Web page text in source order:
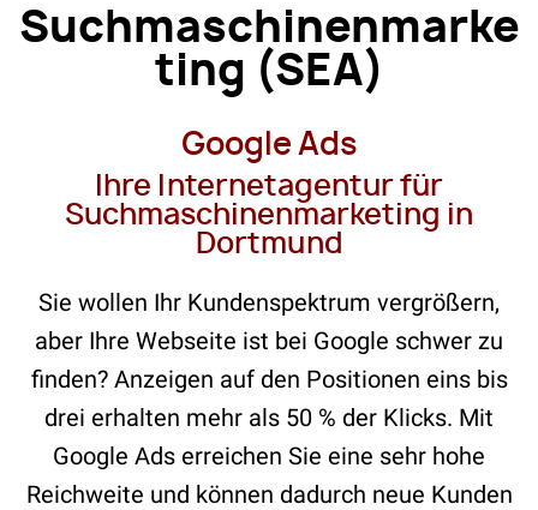
Suchmaschinenmarke
ting (SEA)
Google Ads
Ihre Internetagentur für
Suchmaschinenmarketing in
Dortmund
Sie wollen Ihr Kundenspektrum vergrößern,
aber Ihre Webseite ist bei Google schwer zu
finden? Anzeigen auf den Positionen eins bis
drei erhalten mehr als 50 % der Klicks. Mit
Google Ads erreichen Sie eine sehr hohe
Reichweite und können dadurch neue Kunden